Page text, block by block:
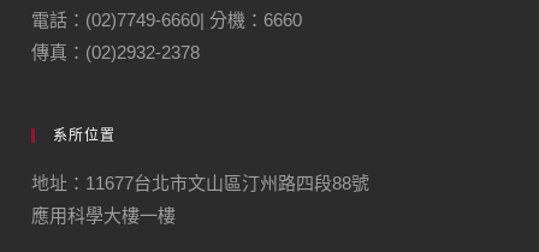
電話：(02)7749-6660| 分機：6660
傳真：(02)2932-2378
系所位置
地址：11677台北市文山區汀州路四段88號
應用科學大樓一樓